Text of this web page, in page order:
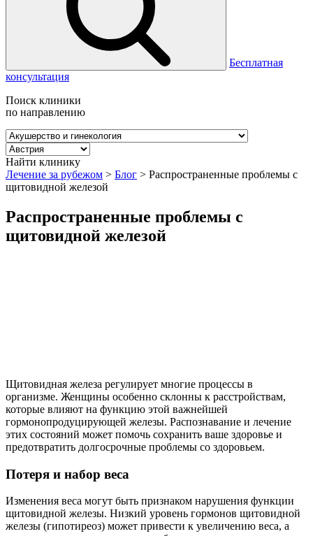
Бесплатная
консультация
Поиск клиники
по направлению
Найти клинику
Лечение за рубежом > Блог > Распространенные проблемы с
щитовидной железой
Распространенные проблемы с
щитовидной железой
Щитовидная железа регулирует многие процессы в
организме. Женщины особенно склонны к расстройствам,
которые влияют на функцию этой важнейшей
гормонопродуцирующей железы. Распознавание и лечение
этих состояний может помочь сохранить ваше здоровье и
предотвратить долгосрочные проблемы со здоровьем.
Потеря и набор веса
Изменения веса могут быть признаком нарушения функции
щитовидной железы. Низкий уровень гормонов щитовидной
железы (гипотиреоз) может привести к увеличению веса, а